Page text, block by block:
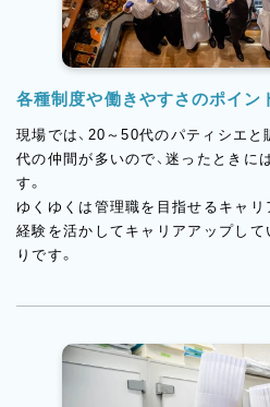
各種制度や働きやすさのポイン
現場では、20～50代のパティシエ
代の仲間が多いので、迷ったときに
す。
ゆくゆくは管理職を目指せるキャリ
経験を活かしてキャリアアップし
りです。